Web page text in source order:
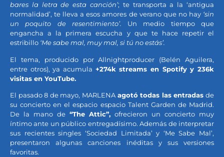
bares la letra de esta canción’; te transporta a la ‘antigua
normalidad’, te lleva a esos amores de verano que no hay ‘sin
un poquito de resentimiento’. Un medio tiempo que
engancha a la primera escucha y que te hace repetir el
estribillo ‘Me sabe mal, muy mal, si tú no estás’.
El tema, producido por Allnightproducer (Belén Aguilera,
entre otros), ya acumula +274k streams en Spotify y 236k
visitas en YouTube.
El pasado 8 de mayo, MARLENA agotó todas las entradas de
su concierto en el espacio espacio Talent Garden de Madrid.
De la mano de “The Attic”, ofrecieron un concierto muy
íntimo ante un público entregadísimo. Además de interpretar
sus recientes singles ‘Sociedad Limitada’ y ‘Me Sabe Mal’,
presentaron algunas canciones inéditas y sus versiones
favoritas.